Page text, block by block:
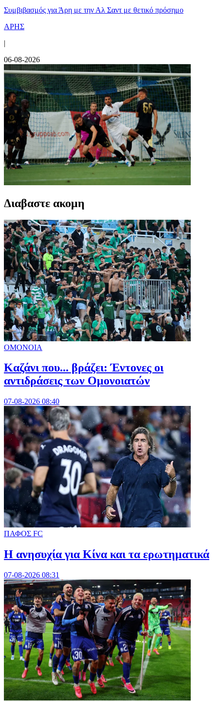
Συμβιβασμός για Άρη με την Αλ Σαντ με θετικό πρόσημο
ΑΡΗΣ
|
06-08-2026
Διαβαστε ακομη
ΟΜΟΝΟΙΑ
Καζάνι που... βράζει: Έντονες οι
αντιδράσεις των Ομονοιατών
07-08-2026 08:40
ΠΑΦΟΣ FC
Η ανησυχία για Κίνα και τα ερωτηματικά
07-08-2026 08:31